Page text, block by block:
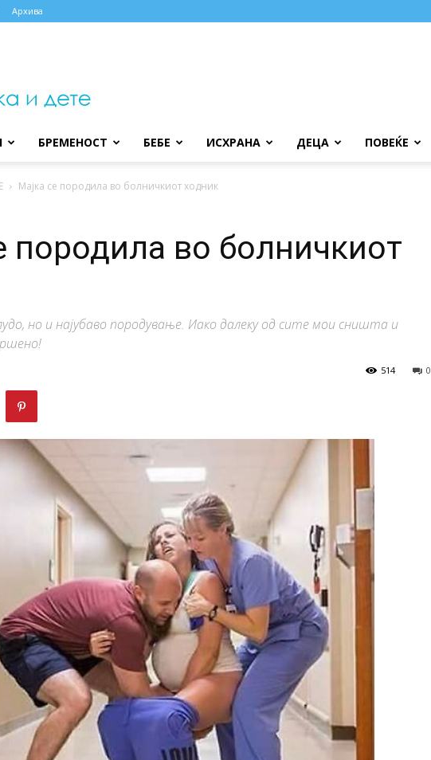
Архива
БРЕМЕНОСТ БЕБЕ ИСХРАНА ДЕЦА ПОВЕЌЕ
Мајка се породила во болничкиот ходник
породила во болничкиот
но и најубаво породување. Иако далеку од сите мои сништа и
0
514